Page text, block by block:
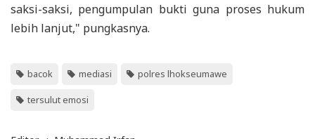
saksi-saksi, pengumpulan bukti guna proses hukum
lebih lanjut," pungkasnya.
bacok mediasi polres lhokseumawe
tersulut emosi